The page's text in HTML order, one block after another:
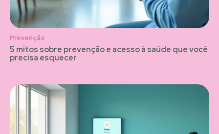
Prevenção
5 mitos sobre prevenção e acesso à saúde que você
precisa esquecer